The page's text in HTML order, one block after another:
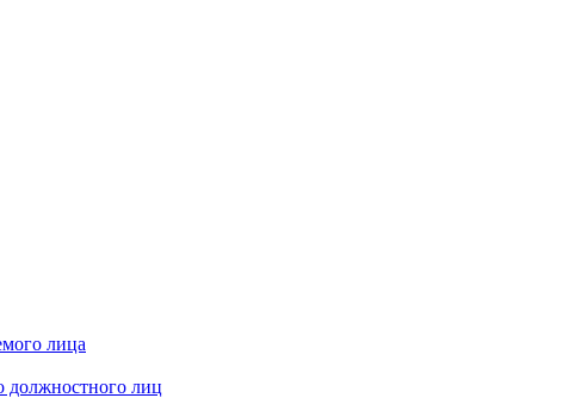
лица
должностного лиц